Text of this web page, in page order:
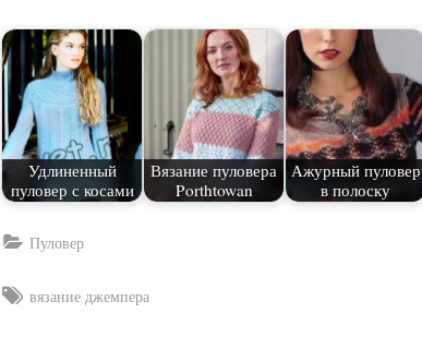
Удлиненный
пуловер с косами
Вязание пуловера
Porthtowan
Ажурный пуловер
в полоску
Пуловер
Tags:
вязание джемпера